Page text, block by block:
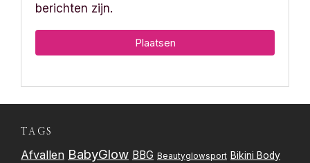
berichten zijn.
TAGS
Afvallen BabyGlow BBG Beautyglowsport Bikini Body